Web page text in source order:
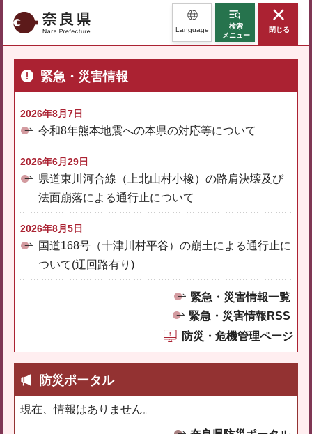
奈良県 Language
検索
メニュー
閉じる
緊急・災害情報
2026年8月7日
令和8年熊本地震への本県の対応等について
2026年6月29日
県道東川河合線（上北山村小橡）の路肩決壊及び
法面崩落による通行止について
2026年8月5日
国道168号（十津川村平谷）の崩土による通行止に
ついて(迂回路有り)
緊急・災害情報一覧
緊急・災害情報RSS
防災・危機管理ページ
防災ポータル
現在、情報はありません。